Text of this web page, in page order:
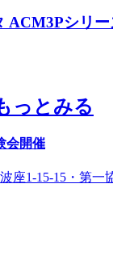
ACM3Pシリー
っとみる
会開催
座1-15-15・第